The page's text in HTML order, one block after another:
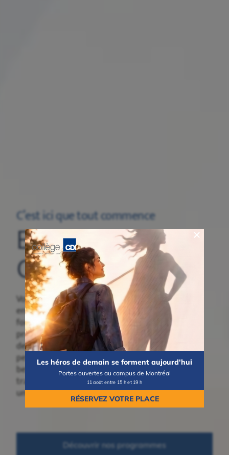
Les héros de demain se forment aujourd'hui
Portes ouvertes au campus de Montréal
11 août entre 15 h et 19 h
RÉSERVEZ VOTRE PLACE
C’est ici que tout commence
Bienvenue au
Collège CDI
Vous songez à
entreprendre une
formation collégiale ou
professionnelle? Découvrez
des programmes concrets,
pensés pour répondre aux
besoins du marché du
travail et vous mener vers
une carrière valorisante.
Découvrir nos programmes